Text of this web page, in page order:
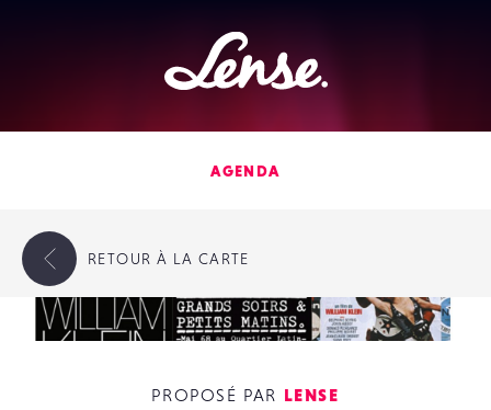
Lense
AGENDA
PROPOSÉ PAR LENSE
RETOUR À LA CARTE